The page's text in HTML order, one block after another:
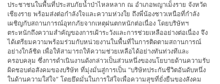
ประชาชนในพื้นที่ประสบภัยน้ำป่าไหลหลาก ณ อำเภอพญาเม็งราย จังหวัด
เชียงราย พร้อมส่งต่อกำลังใจและความห่วงใย ถึงพี่น้องชาวเหนือที่กำลัง
เผชิญกับสถานการณ์อุทกภัยจากเหตุฝนตกหนักต่อเนื่อง โดยบริษัทฯ
ตระหนักถึงความสำคัญของการเฝ้าระวังและการช่วยเหลืออย่างต่อเนื่อง จึง
ได้เตรียมความพร้อมร่วมกับหน่วยงานในพื้นที่ในการติดตามสถานการณ์
อย่างใกล้ชิด เพื่อให้สามารถให้ความช่วยเหลือได้อย่างทันท่วงทีและ
ครอบคลุม ซึ่งการดำเนินงานดังกล่าวเป็นส่วนหนึ่งของนโยบายด้านความรับ
ผิดชอบต่อสังคมของบริษัท ที่มุ่งมั่นสู่การเป็น “บริษัทประกันชีวิตอันดับหนึ่ง
ในด้านความใส่ใจ” โดยยึดมั่นในการใส่ใจเพื่อความสุขที่ยั่งยืนของสังคม